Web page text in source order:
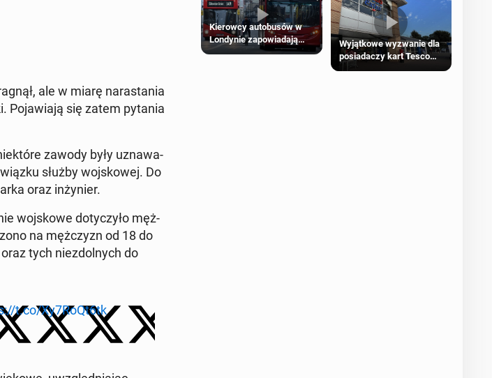
ale w miarę na­ra­sta­nia
Po­ja­wia­ją się zatem pytania
zawody były uzna­wa­
służby woj­sko­wej. Do
oraz in­ży­nier.
woj­sko­we do­ty­czy­ło męż­
na męż­czyzn od 18 do
tych nie­zdol­nych do
t.co/Xy7RoQt6tk
Kierowcy autobusów w
Londynie zapowiadają
strajki
Wyjątkowe wyzwanie dla
posiadaczy kart Tesco
Clubcard!